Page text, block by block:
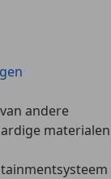
andere
materialen